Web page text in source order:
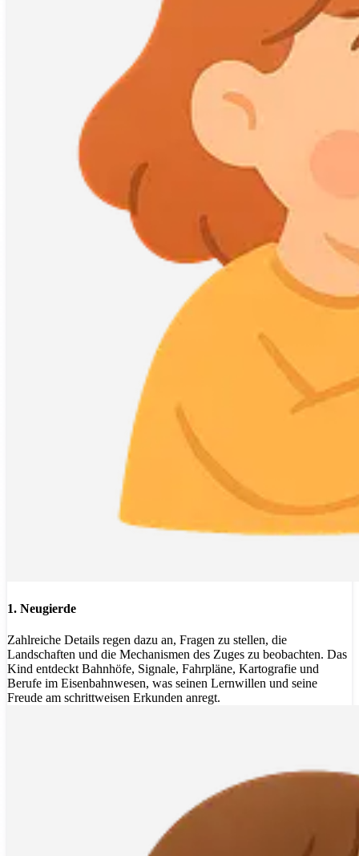
1. Neugierde
Zahlreiche Details regen dazu an, Fragen zu stellen, die
Landschaften und die Mechanismen des Zuges zu beobachten. Das
Kind entdeckt Bahnhöfe, Signale, Fahrpläne, Kartografie und
Berufe im Eisenbahnwesen, was seinen Lernwillen und seine
Freude am schrittweisen Erkunden anregt.